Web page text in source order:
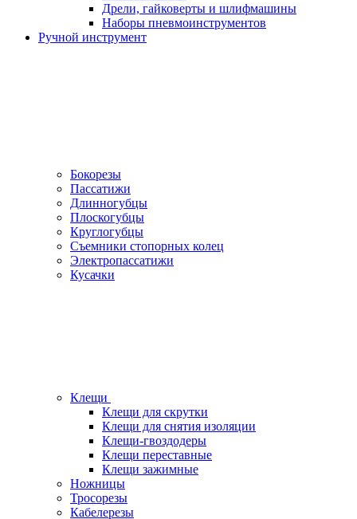
Дрели, гайковерты и шлифмашины
Наборы пневмоинструментов
Ручной инструмент
Бокорезы
Пассатижи
Длинногубцы
Плоскогубцы
Круглогубцы
Съемники стопорных колец
Электропассатижи
Кусачки
Клещи
Клещи для скрутки
Клещи для снятия изоляции
Клещи-гвоздодеры
Клещи переставные
Клещи зажимные
Ножницы
Тросорезы
Кабелерезы